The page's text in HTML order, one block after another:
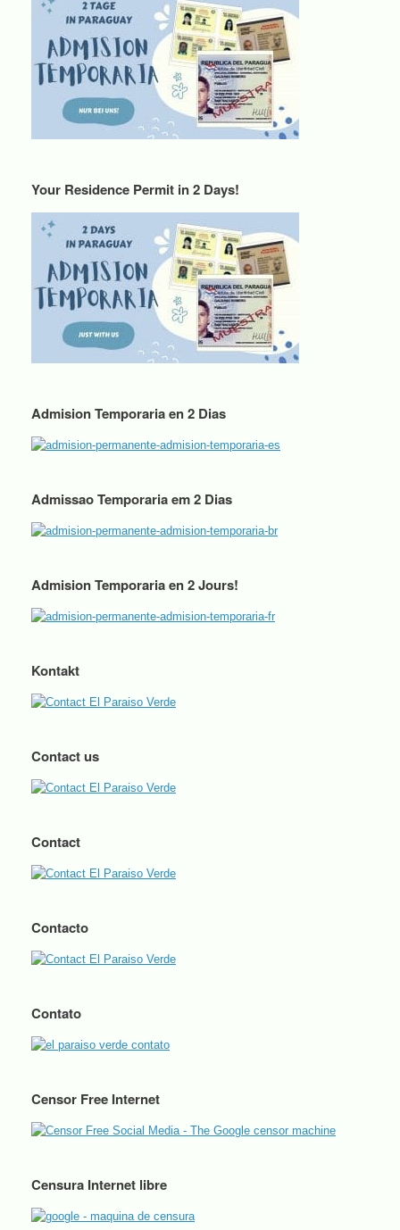
Your Residence Permit in 2 Days!
Admision Temporaria en 2 Dias
Admissao Temporaria em 2 Dias
Admision Temporaria en 2 Jours!
Kontakt
Contact us
Contact
Contacto
Contato
Censor Free Internet
Censura Internet libre